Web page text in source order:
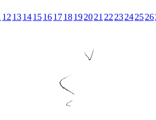
12 131415161718192021 22 23242526